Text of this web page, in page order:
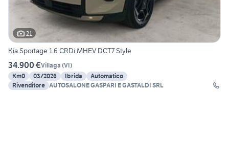
21
Kia Sportage 1.6 CRDi MHEV DCT7 Style
34.900 €Villaga (VI)
Km0
03/2026 Ibrida
Automatico
Rivenditore AUTOSALONE GASPARI E GASTALDI SRL